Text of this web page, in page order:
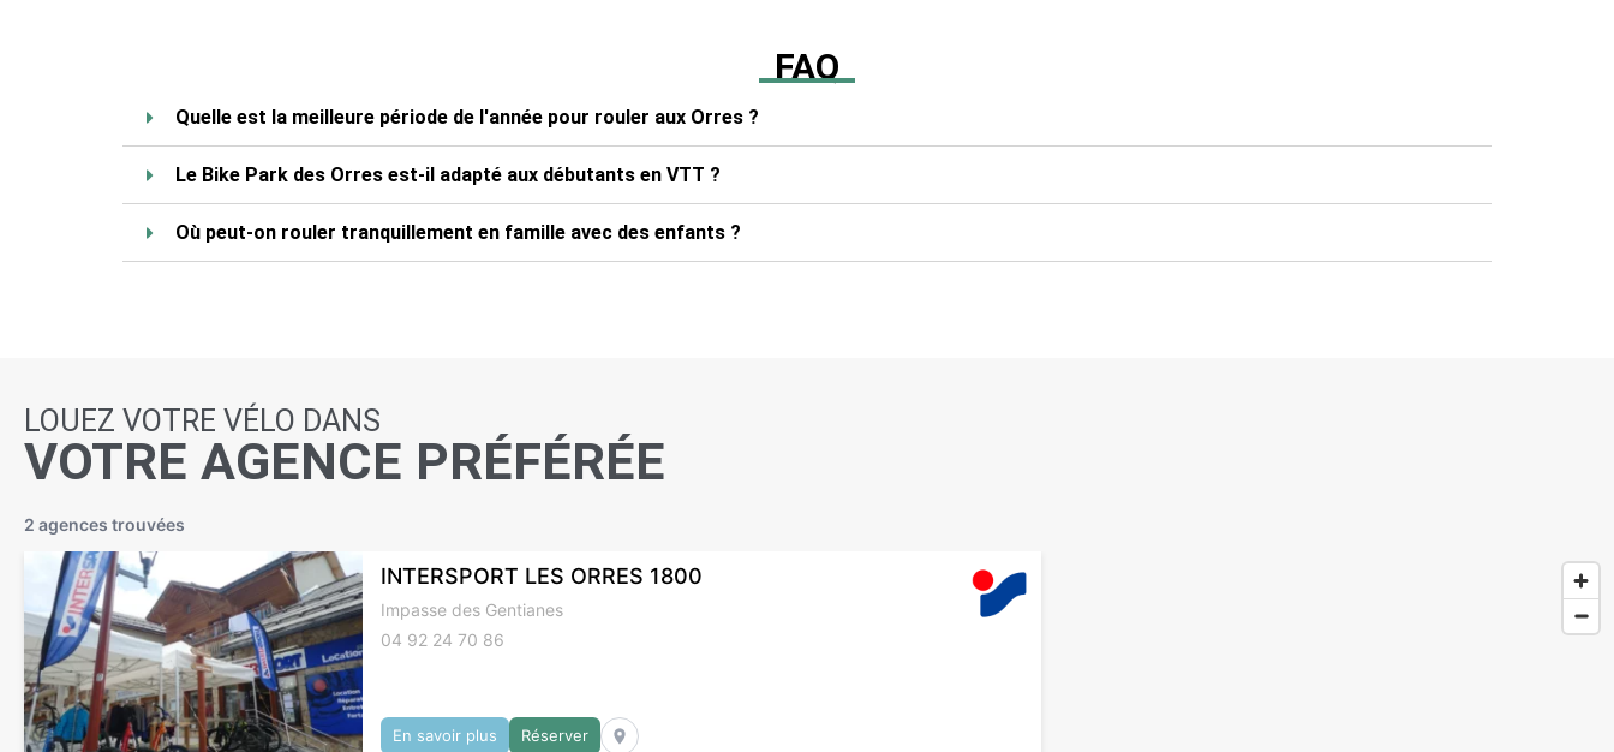
FAQ
Quelle est la meilleure période de l'année pour rouler aux Orres ?
Le Bike Park des Orres est-il adapté aux débutants en VTT ?
Où peut-on rouler tranquillement en famille avec des enfants ?
LOUEZ VOTRE VÉLO DANS
VOTRE AGENCE PRÉFÉRÉE
2 agences trouvées
INTERSPORT LES ORRES 1800
Impasse des Gentianes
04 92 24 70 86
En savoir plus Réserver